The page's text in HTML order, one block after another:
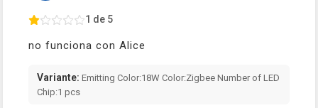
1 de 5
no funciona con Alice
Variante: Emitting Color:18W Color:Zigbee Number of LED
Chip:1 pcs